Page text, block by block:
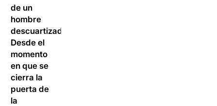
de un
hombre
descuartizado.
Desde el
momento
en que se
cierra la
puerta de
la